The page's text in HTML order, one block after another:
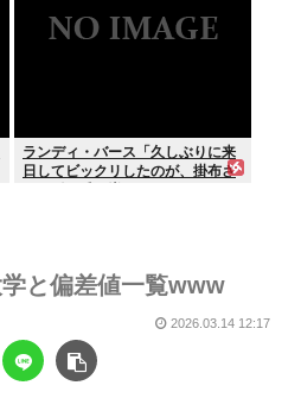
ランディ・バース「久しぶりに来
日してビックリしたのが、掛布さ
と偏差値一覧www
2026.03.14 12:17